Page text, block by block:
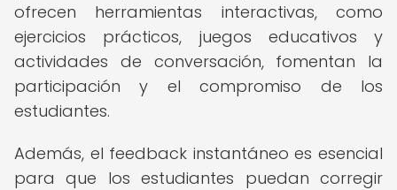
ofrecen herramientas interactivas, como
ejercicios prácticos, juegos educativos y
actividades de conversación, fomentan la
participación y el compromiso de los
estudiantes.
Además, el feedback instantáneo es esencial
para que los estudiantes puedan corregir